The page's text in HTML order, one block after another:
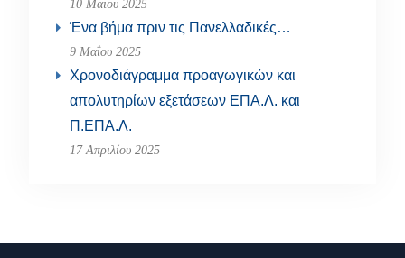
10 Μαΐου 2025
Ένα βήμα πριν τις Πανελλαδικές…
9 Μαΐου 2025
Χρονοδιάγραμμα προαγωγικών και
απολυτηρίων εξετάσεων ΕΠΑ.Λ. και
Π.ΕΠΑ.Λ.
17 Απριλίου 2025